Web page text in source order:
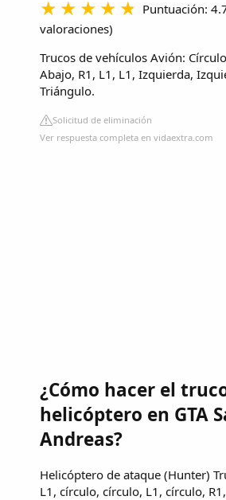
Puntuación:
valoraciones)
Trucos de vehículos Avión:
Abajo, R1, L1, L1, Izquierda,
Triángulo.
Solicitud de eliminación
Ver respuesta completa en vidaextra.com
¿Cómo hacer el
helicóptero en GTA
Andreas?
Helicóptero de ataque (Hunter)
L1, círculo, círculo, L1, círculo,